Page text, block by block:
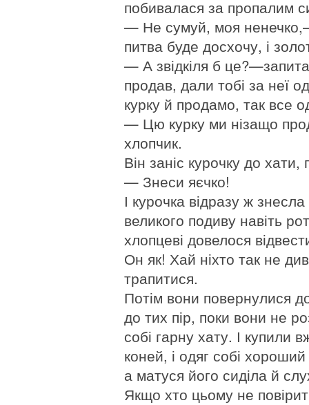
побивалася за пропалим
— Не сумуй, моя
питва буде досхочу, і
— А звідкіля б
продав, дали тобі за неї
курку й продамо, так все
— Цю курку ми нізащо
хлопчик.
Він заніс курочку до хати,
— Знеси яєчко!
І курочка відразу ж
великого подиву навіть
хлопцеві довелося
Он як! Хай ніхто так не
трапитися.
Потім вони повернулися
до тих пір, поки вони не
собі гарну хату. І купили
коней, і одяг собі
а матуся його сиділа й
Якщо хто цьому не